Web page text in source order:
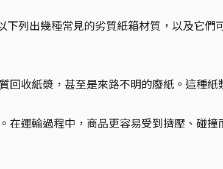
列出幾種常見的劣質紙箱材質，以及它們
回收紙漿，甚至是來路不明的廢紙。這種紙
在運輸過程中，商品更容易受到擠壓、碰撞